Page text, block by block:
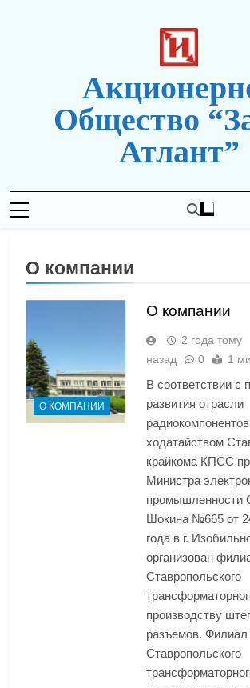
Общество
Атлант”
О компании
О КОМПАНИИ
О компании
2 года тому
назад
0 1
В соответствии с
развития отрасли
ходатайством
крайкома КПСС
Министра
Шокина №665 от
года в г.
организован
Ставропольского
производству
разъемов.
Ставропольского